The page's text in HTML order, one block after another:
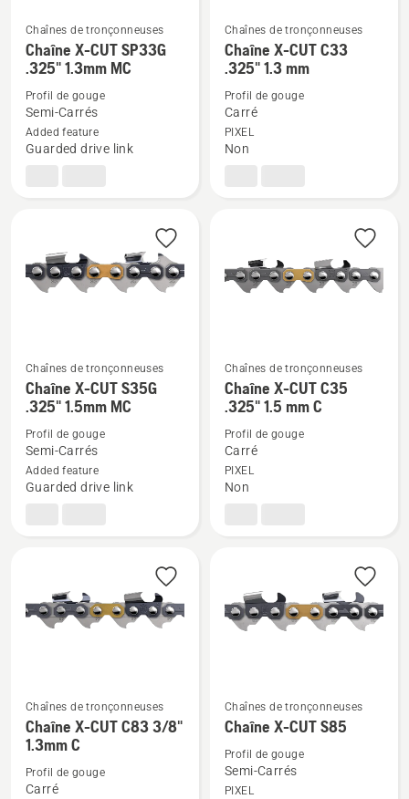
Voir
plus
de
détails
sur
Chaîne
1.3mm
MC
Chaînes de tronçonneuses
Chaîne X-CUT SP33G
.325" 1.3mm MC
Profil de gouge
Semi-Carrés
Added feature
Guarded drive link
Voir
plus
de
détails
sur
Chaîne
mm
Chaînes de tronçonneuses
Chaîne X-CUT C33
.325" 1.3 mm
Profil de gouge
Carré
PIXEL
Non
Voir
plus
de
détails
sur
Chaîne
1.5mm
Chaînes de tronçonneuses
Chaîne X-CUT S35G
.325" 1.5mm MC
Profil de gouge
Semi-Carrés
Added feature
Guarded drive link
Voir
plus
de
détails
sur
Chaîne
1.5
mm
Chaînes de tronçonneuses
Chaîne X-CUT C35
.325" 1.5 mm C
Profil de gouge
Carré
PIXEL
Non
Voir
plus
de
détails
Chaînes de tronçonneuses
Chaîne X-CUT C83 3/8"
1.3mm C
Profil de gouge
Carré
Voir
de
détails
Chaînes de tronçonneuses
Chaîne X-CUT S85
Profil de gouge
Semi-Carrés
PIXEL